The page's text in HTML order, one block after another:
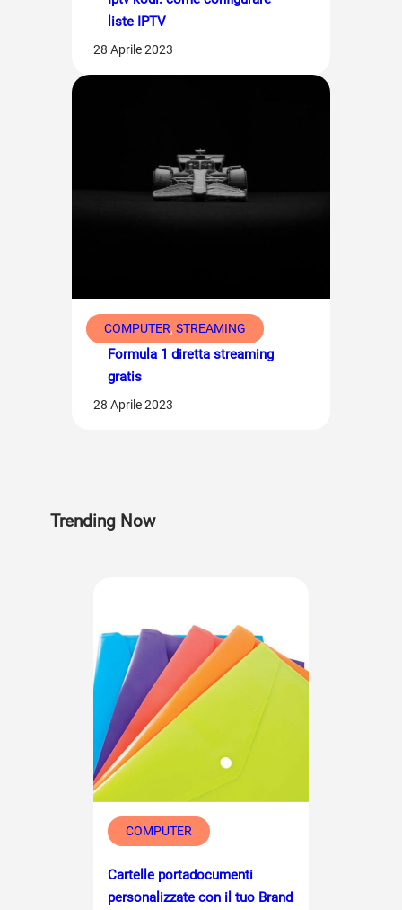
liste IPTV
28 Aprile 2023
COMPUTER, STREAMING
Formula 1 diretta streaming
gratis
28 Aprile 2023
Trending Now
COMPUTER
Cartelle portadocumenti
personalizzate con il tuo Brand